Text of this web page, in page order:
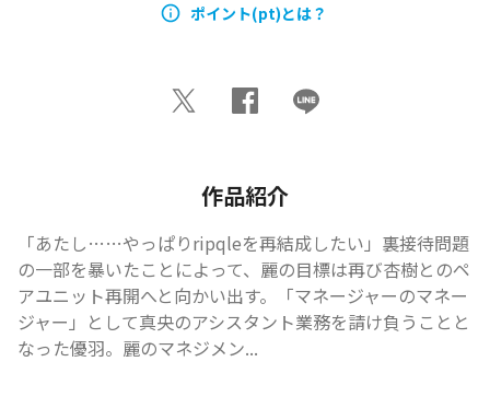
ポイント(pt)とは？
作品紹介
「あたし……やっぱりripqleを再結成したい」裏接待問題
の一部を暴いたことによって、麗の目標は再び杏樹とのペ
アユニット再開へと向かい出す。「マネージャーのマネー
ジャー」として真央のアシスタント業務を請け負うことと
なった優羽。麗のマネジメン...